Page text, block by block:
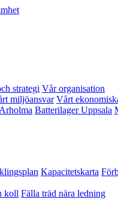
strategi Vår organisation
miljöansvar Vårt
Batterilager Uppsala
Kapacitetskarta
koll Fälla träd nära ledning